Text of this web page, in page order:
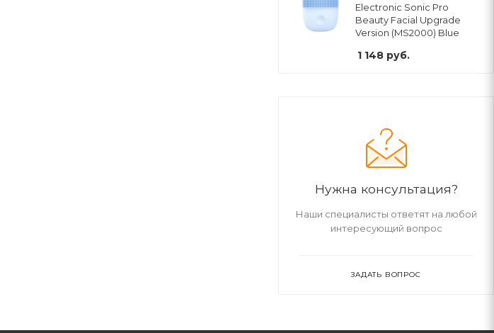
Electronic Sonic Pro
Beauty Facial Upgrade
Version (MS2000) Blue
1 148 руб.
Нужна консультация?
Наши специалисты ответят на любой
интересующий вопрос
ЗАДАТЬ ВОПРОС